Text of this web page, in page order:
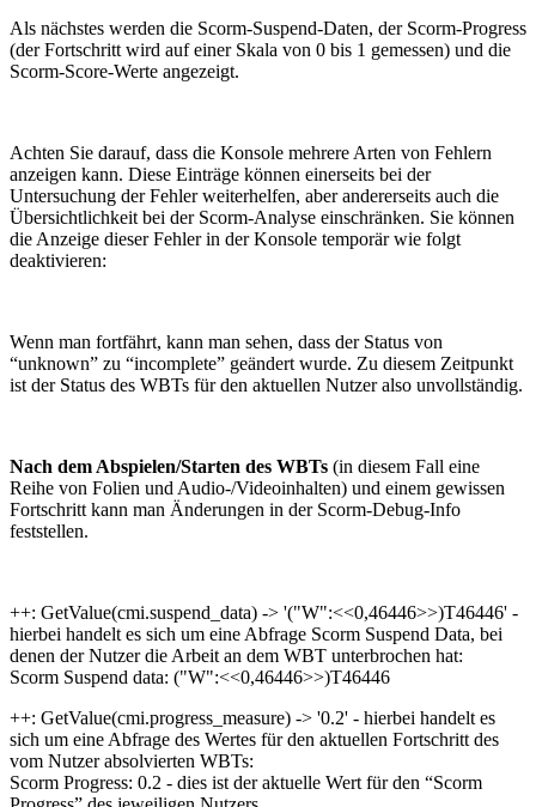
Als nächstes werden die Scorm-Suspend-Daten, der Scorm-Progress
(der Fortschritt wird auf einer Skala von 0 bis 1 gemessen) und die
Scorm-Score-Werte angezeigt.
Achten Sie darauf, dass die Konsole mehrere Arten von Fehlern
anzeigen kann. Diese Einträge können einerseits bei der
Untersuchung der Fehler weiterhelfen, aber andererseits auch die
Übersichtlichkeit bei der Scorm-Analyse einschränken. Sie können
die Anzeige dieser Fehler in der Konsole temporär wie folgt
deaktivieren:
Wenn man fortfährt, kann man sehen, dass der Status von
“unknown” zu “incomplete” geändert wurde. Zu diesem Zeitpunkt
ist der Status des WBTs für den aktuellen Nutzer also unvollständig.
Nach dem Abspielen/Starten des WBTs (in diesem Fall eine
Reihe von Folien und Audio-/Videoinhalten) und einem gewissen
Fortschritt kann man Änderungen in der Scorm-Debug-Info
feststellen.
++: GetValue(cmi.suspend_data) -> '("W":<<0,46446>>)T46446' -
hierbei handelt es sich um eine Abfrage Scorm Suspend Data, bei
denen der Nutzer die Arbeit an dem WBT unterbrochen hat:
Scorm Suspend data: ("W":<<0,46446>>)T46446
++: GetValue(cmi.progress_measure) -> '0.2' - hierbei handelt es
sich um eine Abfrage des Wertes für den aktuellen Fortschritt des
vom Nutzer absolvierten WBTs:
Scorm Progress: 0.2 - dies ist der aktuelle Wert für den “Scorm